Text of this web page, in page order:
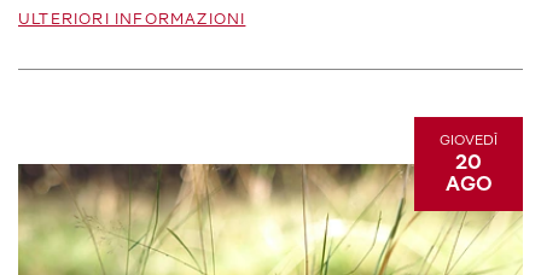
ULTERIORI INFORMAZIONI
GIOVEDÌ
20
AGO